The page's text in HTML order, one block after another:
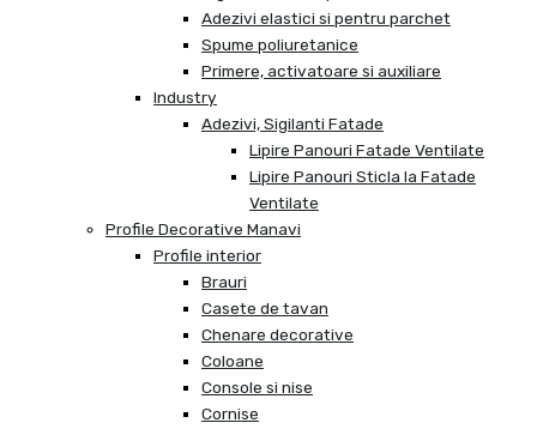
Adezivi elastici si pentru parchet
Spume poliuretanice
Primere, activatoare si auxiliare
Industry
Adezivi, Sigilanti Fatade
Lipire Panouri Fatade Ventilate
Lipire Panouri Sticla la Fatade
Ventilate
Profile Decorative Manavi
Profile interior
Brauri
Casete de tavan
Chenare decorative
Coloane
Console si nise
Cornise